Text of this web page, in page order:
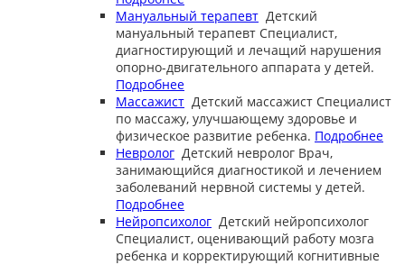
Мануальный терапевт Детский
мануальный терапевт Специалист,
диагностирующий и лечащий нарушения
опорно-двигательного аппарата у детей.
Подробнее
Массажист Детский массажист Специалист
по массажу, улучшающему здоровье и
физическое развитие ребенка. Подробнее
Невролог Детский невролог Врач,
занимающийся диагностикой и лечением
заболеваний нервной системы у детей.
Подробнее
Нейропсихолог Детский нейропсихолог
Специалист, оценивающий работу мозга
ребенка и корректирующий когнитивные